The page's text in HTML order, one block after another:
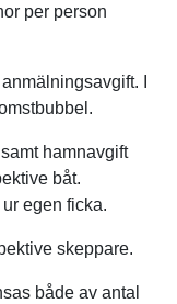
per person
I
hamnavgift
båt.
egen ficka.
skeppare.
både av antal